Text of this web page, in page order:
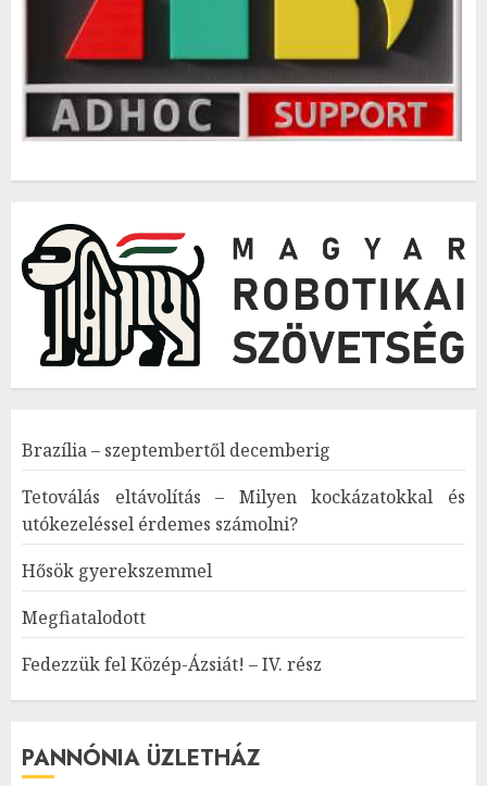
Brazília – szeptembertől decemberig
Tetoválás eltávolítás – Milyen kockázatokkal és
utókezeléssel érdemes számolni?
Hősök gyerekszemmel
Megfiatalodott
Fedezzük fel Közép-Ázsiát! – IV. rész
PANNÓNIA ÜZLETHÁZ